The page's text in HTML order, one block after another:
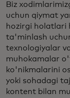
Biz
uchun qiymat
hozirgi holatlari
ta'minlash
texnologiyalar
muhokamalar
ko'nikmalarini
yoki sohadagi
kontent bilan